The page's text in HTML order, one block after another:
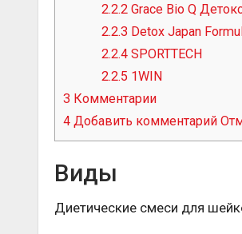
2.2.2 Grace Bio Q
2.2.3 Detox Japan
2.2.4 SPORTTECH
2.2.5 1WIN
3 Комментарии
4 Добавить комментарий
Виды
Диетические смеси для